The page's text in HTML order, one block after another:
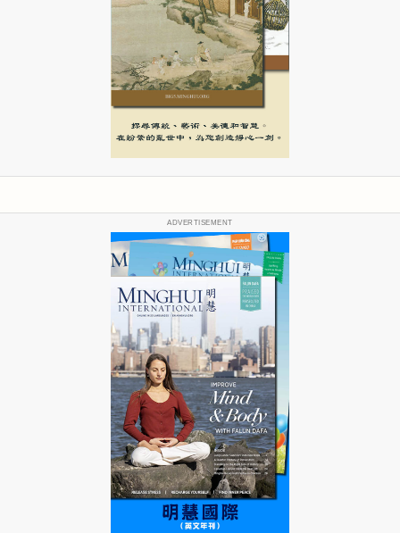
ADVERTISEMENT